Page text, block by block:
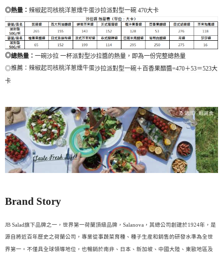
◎熱量： 辣椒起司核桃洋蔥燻牛蛋沙拉派對型一碗 470大卡
◎總熱量： 一碗沙拉 一杯派對型沙拉醬的熱量，即為一份完整總熱量
◎推薦： 辣椒起司核桃洋蔥燻牛蛋沙拉派對型一碗＋百香果醋醬=470＋53＝523大
卡
Brand Story
JB Salad旗下品牌之一，世界第一荷蘭頂級品牌，Salanova，其總公司創建於1924年，是
源自將近百年歷史之荷蘭公司，專業從事蔬菜育種、種子生産和銷售的研發水準為全世
界第一。不僅具全球領導地位，也暢銷於南非、日本、新加坡、中國大陸、東歐地區及